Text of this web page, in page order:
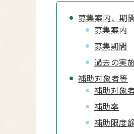
募集案内、期
募集案内
募集期間
過去の実
補助対象者等
補助対象
補助率
補助限度